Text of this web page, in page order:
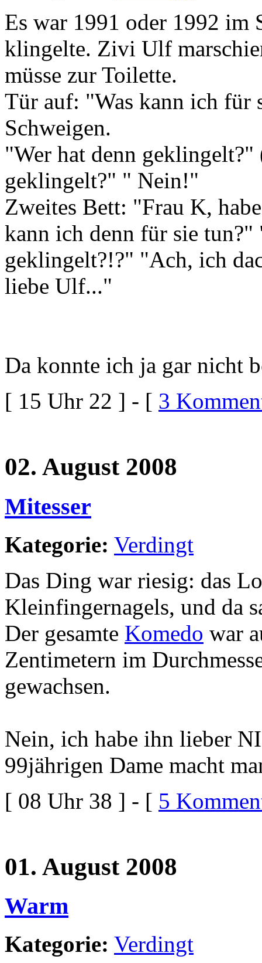
Es war 1991 oder 1992 im
klingelte. Zivi Ulf
müsse zur Toilette.
Tür auf: "Was kann ich für
Schweigen.
"Wer hat denn geklingelt?"
geklingelt?" " Nein!"
Zweites Bett: "Frau K,
kann ich denn für sie
geklingelt?!?" "Ach, ich
liebe Ulf..."
Da konnte ich ja gar nicht
[ 15 Uhr 22 ] - [ 3
02. August 2008
Mitesser
Kategorie: Verdingt
Das Ding war riesig: das
Kleinfingernagels, und da
Der gesamte Komedo war
Zentimetern im
gewachsen.
Nein, ich habe ihn lieber
99jährigen Dame macht
[ 08 Uhr 38 ] - [ 5
01. August 2008
Warm
Kategorie: Verdingt